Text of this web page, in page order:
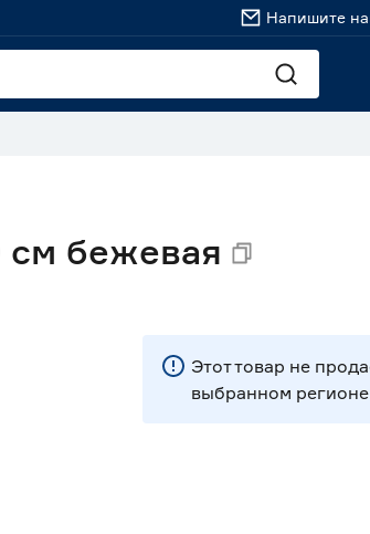
Напишите
см бежевая
Этот товар не
выбранном регионе